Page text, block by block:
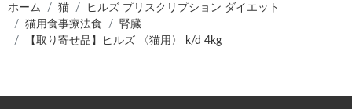
ホーム 猫
ヒルズ プリスクリプション ダイエット
猫用食事療法食
腎臓
【取り寄せ品】ヒルズ 〈猫用〉 k/d 4kg